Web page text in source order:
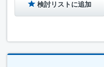
検討リストに追加